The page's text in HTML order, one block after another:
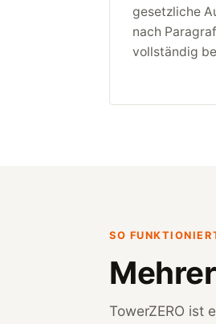
gesetzliche
nach
vollständig
SO
TowerZERO ist